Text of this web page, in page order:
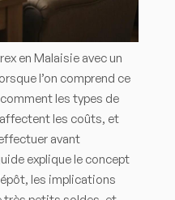
en Malaisie avec un
l’on comprend ce
les types de
les coûts, et
avant
explique le concept
les implications